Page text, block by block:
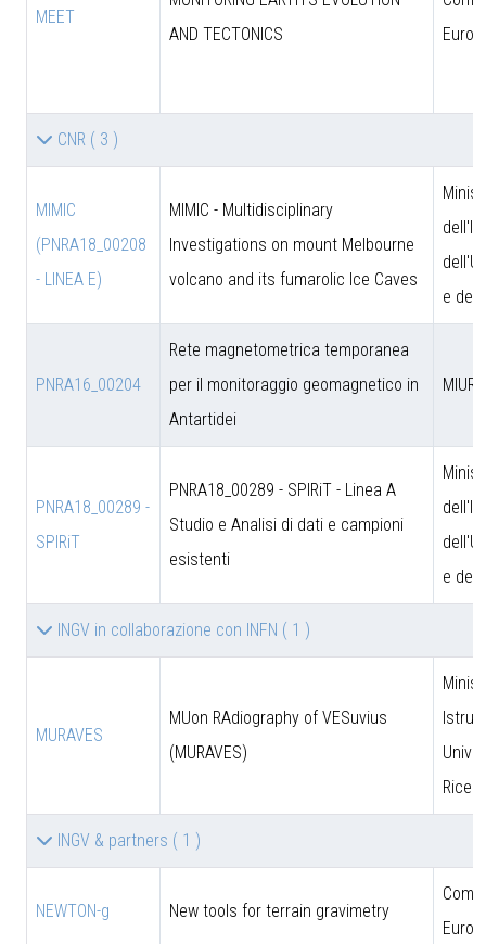
MEET
AND TECTONICS
CNR ( 3 )
MIMIC
(PNRA18_00208
- LINEA E)
MIMIC - Multidisciplinary
Investigations on mount Melbourne
volcano and its fumarolic Ice Caves
e
PNRA16_00204
Rete magnetometrica temporanea
per il monitoraggio geomagnetico in
Antartidei
MIUR
PNRA18_00289 -
SPIRiT
PNRA18_00289 - SPIRiT - Linea A
Studio e Analisi di dati e campioni
esistenti
e
INGV in collaborazione con INFN ( 1 )
MURAVES
MUon RAdiography of VESuvius
(MURAVES)
INGV & partners ( 1 )
NEWTON-g New tools for terrain gravimetry